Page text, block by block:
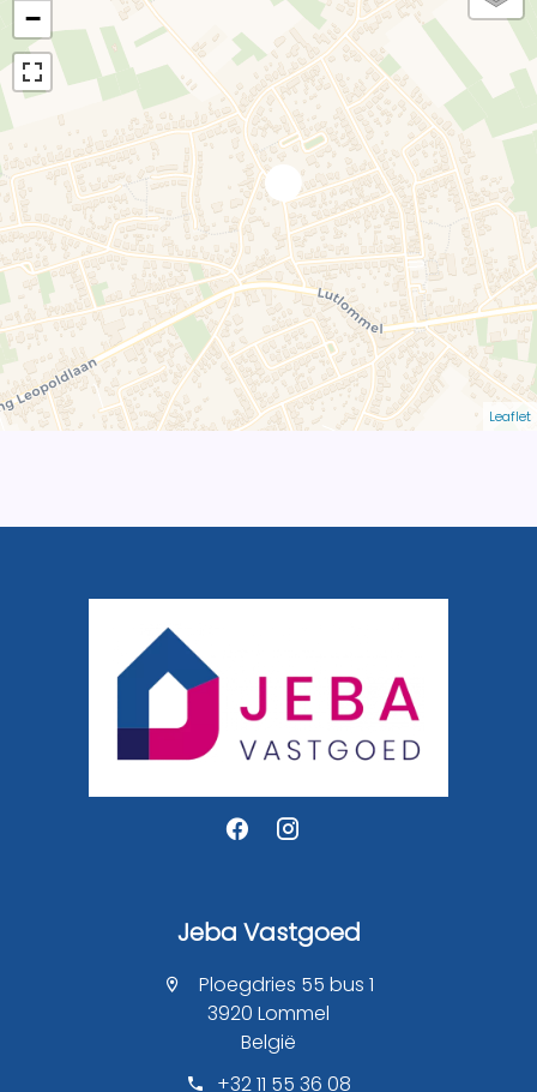
−
Leaflet
Jeba Vastgoed
Ploegdries 55 bus 1
3920 Lommel
België
+32 11 55 36 08